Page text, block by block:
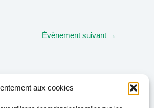
aux cookies
Évènement suivant →